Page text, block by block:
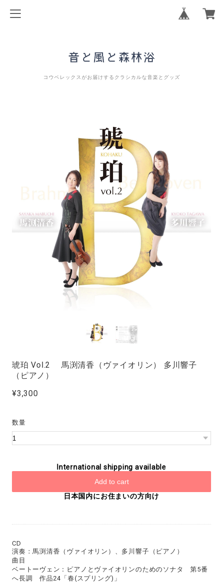
コウベレックスがお届けするクラシカルな音楽とグッズ
琥珀 Vol.2 馬渕清香（ヴァイオリン） 多川響子
（ピアノ）
¥3,300
数量
International shipping available
Add to cart
日本国内にお住まいの方向け
CD
演奏：馬渕清香（ヴァイオリン）、多川響子（ピアノ）
曲目
ベートーヴェン：ピアノとヴァイオリンのためのソナタ 第5番
へ長調 作品24「春(スプリング)」